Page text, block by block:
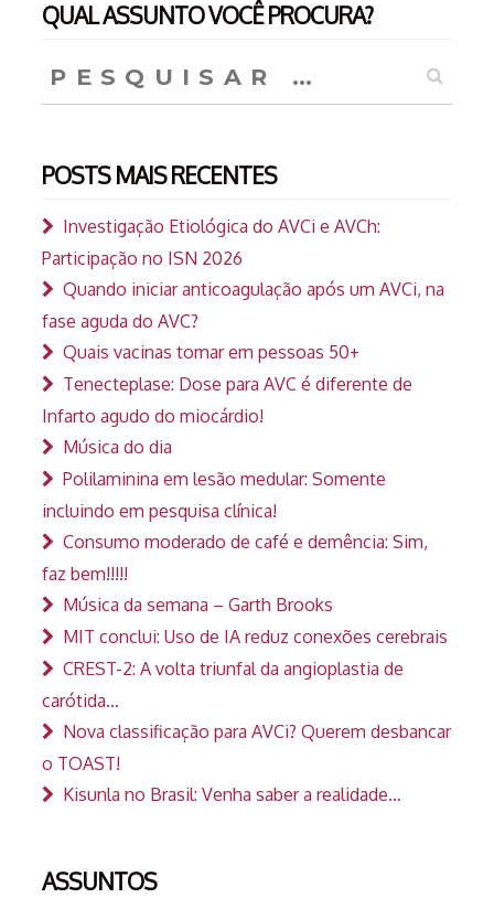
QUAL ASSUNTO VOCÊ PROCURA?
por:
POSTS MAIS RECENTES
Investigação Etiológica do AVCi e AVCh:
Participação no ISN 2026
Quando iniciar anticoagulação após um AVCi, na
fase aguda do AVC?
Quais vacinas tomar em pessoas 50+
Tenecteplase: Dose para AVC é diferente de
Infarto agudo do miocárdio!
Música do dia
Polilaminina em lesão medular: Somente
incluindo em pesquisa clínica!
Consumo moderado de café e demência: Sim,
faz bem!!!!!
Música da semana – Garth Brooks
MIT conclui: Uso de IA reduz conexões cerebrais
CREST-2: A volta triunfal da angioplastia de
carótida…
Nova classificação para AVCi? Querem desbancar
o TOAST!
Kisunla no Brasil: Venha saber a realidade…
ASSUNTOS